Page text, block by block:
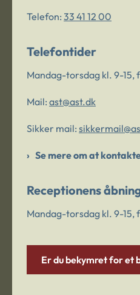
Telefon: 33 41 12 00
Telefontider
Mandag-torsdag kl. 9-15,
Mail: ast@ast.dk
Sikker mail:
Se mere om at
Receptionens
Mandag-torsdag kl. 9-15,
Er du bekymret for et